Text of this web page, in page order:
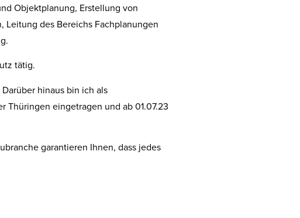
Objektplanung, Erstellung von
Leitung des Bereichs Fachplanungen
tätig.
hinaus bin ich als
Thüringen eingetragen und ab 01.07.23
garantieren Ihnen, dass jedes